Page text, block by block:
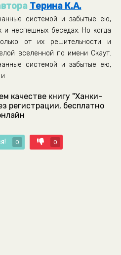
Терина К.А.
системой и забытые ею,
и неспешных беседах. Но когда
от их решительности и
вселенной по имени Скаут.
системой и забытые ею,
качестве книгу "Ханки-
регистрации, бесплатно
0 0